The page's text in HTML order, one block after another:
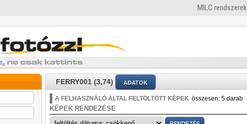
MILC rendszerek
FERRY001 (3,74) ADATOK
A FELHASZNÁLÓ ÁLTAL FELTÖLTÖTT KÉPEK összesen: 5 darab
KÉPEK RENDEZÉSE